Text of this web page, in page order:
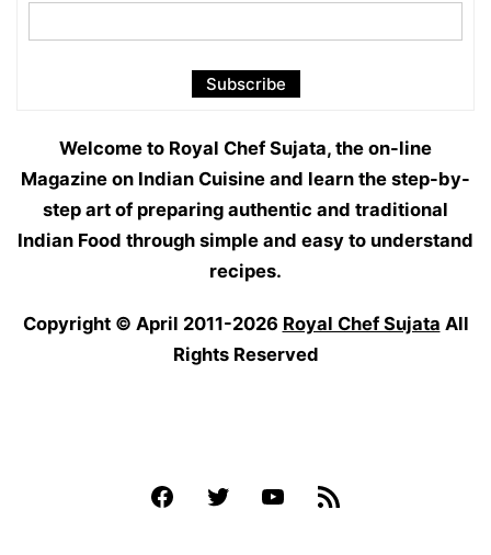
Welcome to Royal Chef Sujata, the on-line
Magazine on Indian Cuisine and learn the step-by-
step art of preparing authentic and traditional
Indian Food through simple and easy to understand
recipes.
Copyright © April 2011-2026 Royal Chef Sujata All
Rights Reserved
FacebookTwitter YouTube